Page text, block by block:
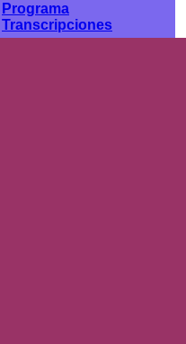
Programa
Transcripciones